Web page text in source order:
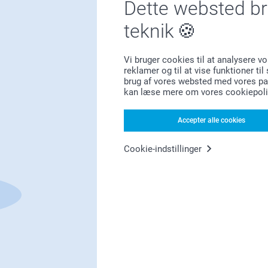
Dette websted
teknik
Vi bruger cookies til at analysere
reklamer og til at vise funktioner til
brug af vores websted med vores
kan læse mere om vores
Accepter alle cookies
Cookie-indstillinger
Førsteklasses kundeservice!
Tilmeld dig vores nyhedsbrev